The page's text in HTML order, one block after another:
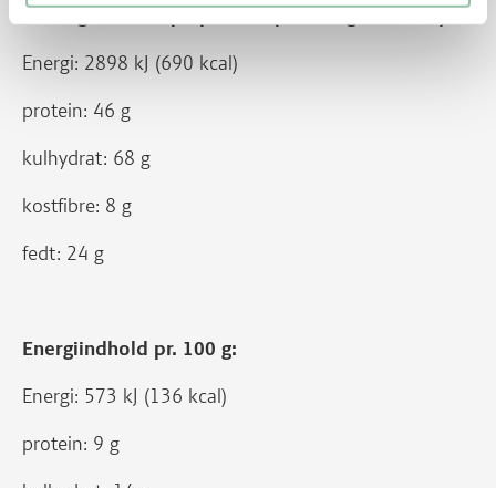
Næringsindhold pr. person (ca. 505 g af retten):
Energi: 2898 kJ (690 kcal)
protein: 46 g
kulhydrat: 68 g
kostfibre: 8 g
fedt: 24 g
Energiindhold pr. 100 g:
Energi: 573 kJ (136 kcal)
protein: 9 g